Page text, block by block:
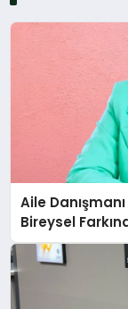
Aile
Bireysel
Anlatıyor